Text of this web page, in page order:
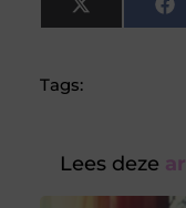
X
(Twitter)
Tags:
Lees deze